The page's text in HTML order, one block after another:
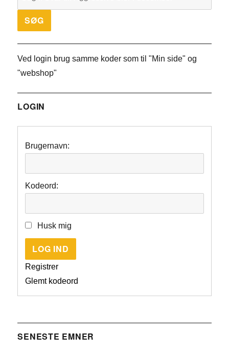
Ved login brug samme koder som til "Min side" og
"webshop"
LOGIN
Brugernavn:
Kodeord:
Husk mig
LOG IND
Registrer
Glemt kodeord
SENESTE EMNER